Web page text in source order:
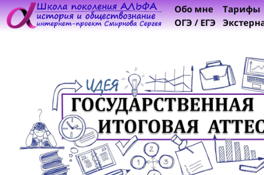
Обо мне
ОГЭ / ЕГЭ
Тарифы